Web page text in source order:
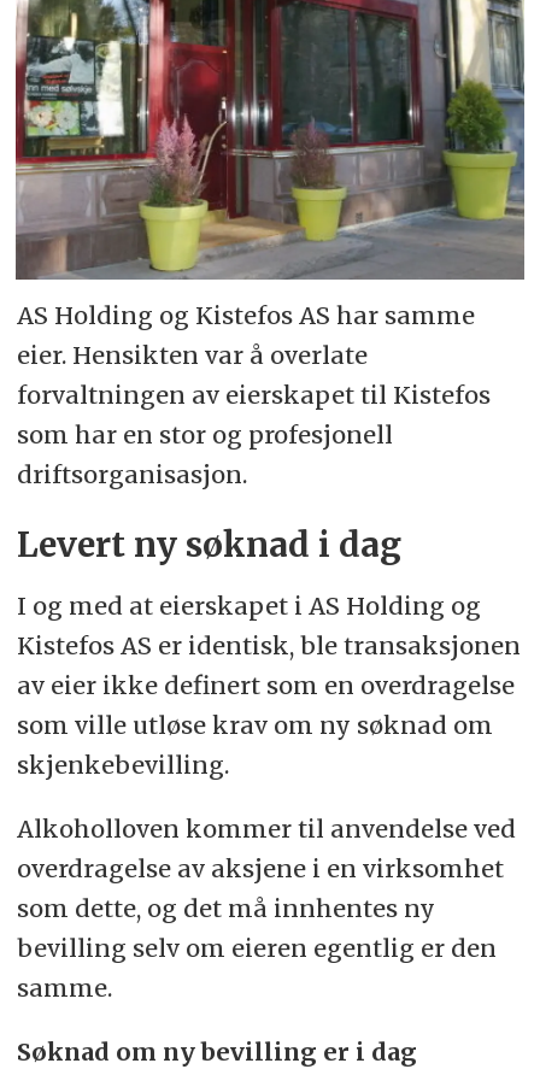
AS Holding og Kistefos AS har samme
eier. Hensikten var å overlate
forvaltningen av eierskapet til Kistefos
som har en stor og profesjonell
driftsorganisasjon.
Levert ny søknad i dag
I og med at eierskapet i AS Holding og
Kistefos AS er identisk, ble transaksjonen
av eier ikke definert som en overdragelse
som ville utløse krav om ny søknad om
skjenkebevilling.
Alkoholloven kommer til anvendelse ved
overdragelse av aksjene i en virksomhet
som dette, og det må innhentes ny
bevilling selv om eieren egentlig er den
samme.
Søknad om ny bevilling er i dag